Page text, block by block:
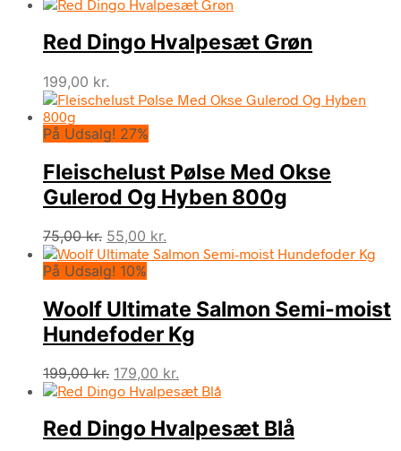
Red Dingo Hvalpesæt Grøn
199,00 kr.
På Udsalg! 27%
Fleischelust Pølse Med Okse
Gulerod Og Hyben 800g
75,00kr. Den
oprindelige
pris
75,00 kr..
55,00 kr.
aktuelle
55,00 kr..
På Udsalg! 10%
Woolf Ultimate Salmon Semi-moist
Hundefoder Kg
199,00kr. Den
oprindelige
var:
199,00 kr..
179,00 kr.
aktuelle
er:
179,00 kr..
Red Dingo Hvalpesæt Blå